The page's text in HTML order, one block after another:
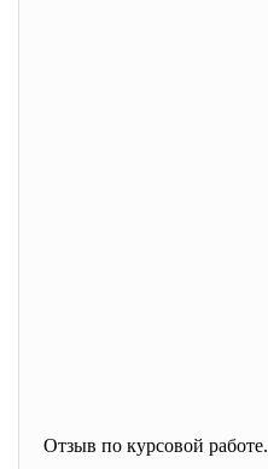
Отзыв по курсовой работе.